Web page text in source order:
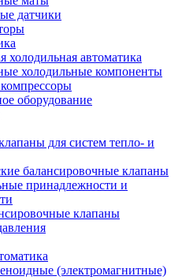
датчики
холодильная автоматика
холодильные компоненты
оборудование
для систем тепло- и
балансировочные клапаны
принадлежности и
клапаны
(электромагнитные)